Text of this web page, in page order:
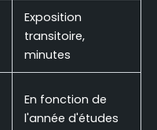
Exposition
transitoire,
minutes
En fonction de
l'année d'études